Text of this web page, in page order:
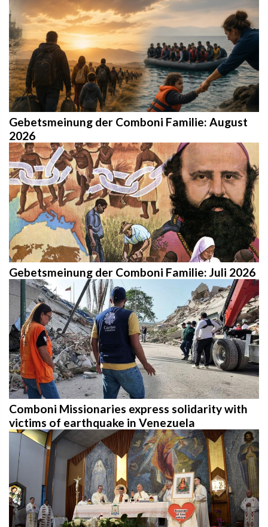
Gebetsmeinung der Comboni Familie: August
2026
Gebetsmeinung der Comboni Familie: Juli 2026
Comboni Missionaries express solidarity with
victims of earthquake in Venezuela